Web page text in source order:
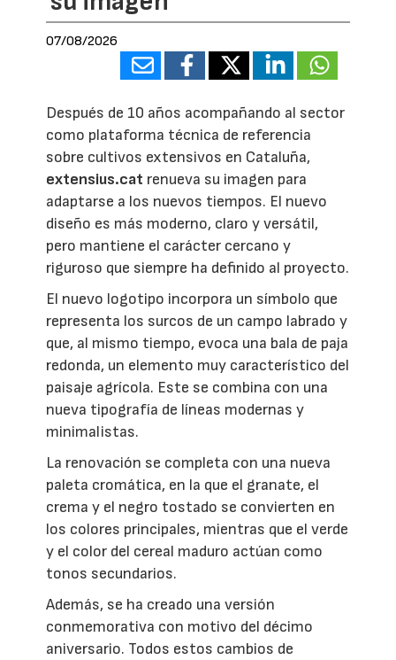
07/08/2026
Después de 10 años acompañando al sector
como plataforma técnica de referencia
sobre cultivos extensivos en Cataluña,
extensius.cat renueva su imagen para
adaptarse a los nuevos tiempos. El nuevo
diseño es más moderno, claro y versátil,
pero mantiene el carácter cercano y
riguroso que siempre ha definido al proyecto.
El nuevo logotipo incorpora un símbolo que
representa los surcos de un campo labrado y
que, al mismo tiempo, evoca una bala de paja
redonda, un elemento muy característico del
paisaje agrícola. Este se combina con una
nueva tipografía de líneas modernas y
minimalistas.
La renovación se completa con una nueva
paleta cromática, en la que el granate, el
crema y el negro tostado se convierten en
los colores principales, mientras que el verde
y el color del cereal maduro actúan como
tonos secundarios.
Además, se ha creado una versión
conmemorativa con motivo del décimo
aniversario. Todos estos cambios de